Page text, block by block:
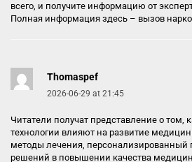
всего, и получите информацию от
Полная информация здесь – вызов
Thomaspef
2026-06-29 at 21:45
Читатели получат представление о том,
технологии влияют на развитие
методы лечения, персонализированный
решений в повышении качества